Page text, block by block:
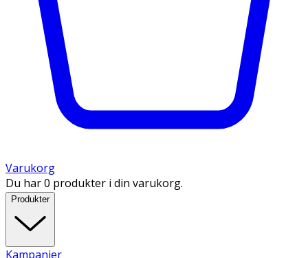
Varukorg
Du har 0 produkter i din varukorg.
Produkter
Kampanjer